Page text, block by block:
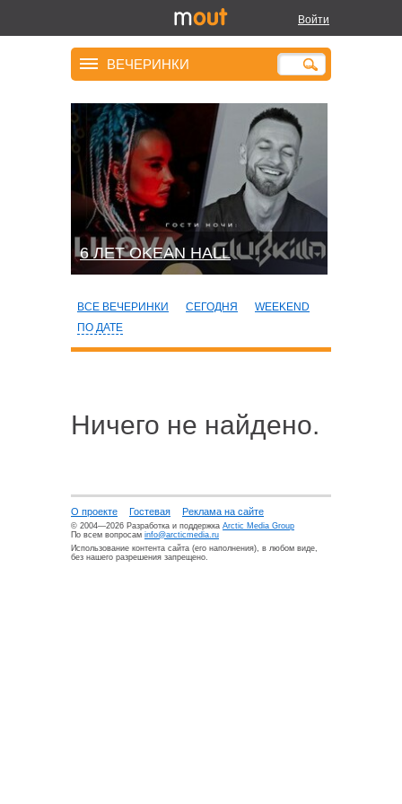
Войти
ВЕЧЕРИНКИ
6 ЛЕТ OKEAN HALL
ВСЕ ВЕЧЕРИНКИ СЕГОДНЯ
WEEKEND
ПО ДАТЕ
Ничего не найдено.
О проекте Гостевая Реклама на сайте
© 2004—2026 Разработка и поддержка Arctic Media Group
По всем вопросам info@arcticmedia.ru
Использование контента сайта (его наполнения), в любом виде,
без нашего разрешения запрещено.